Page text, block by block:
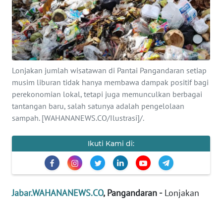
Lonjakan jumlah wisatawan di Pantai Pangandaran setiap
musim liburan tidak hanya membawa dampak positif bagi
perekonomian lokal, tetapi juga memunculkan berbagai
tantangan baru, salah satunya adalah pengelolaan
sampah. [WAHANANEWS.CO/Ilustrasi]/.
Ikuti Kami di:
Jabar.WAHANANEWS.CO, Pangandaran -Lonjakan
PURWAKARTA
Informasi
INDEKS
BERITA
KONTAK
KAMI